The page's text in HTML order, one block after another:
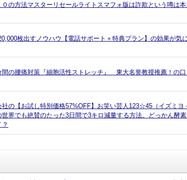
の方法マスターリセールライトスマフォ版は詐欺という噂は
枚出すノウハウ【電話サポート＋特典プラン】の効果が気
の腰痛対策『細胞活性ストレッチ』 東大名誉教授推薦！の口
社の【お試し特別価格57%OFF】お笑い芸人123☆45（イズミヨ
界でも絶賛のたった3日間で3キロ減量する方法。どっかん酵